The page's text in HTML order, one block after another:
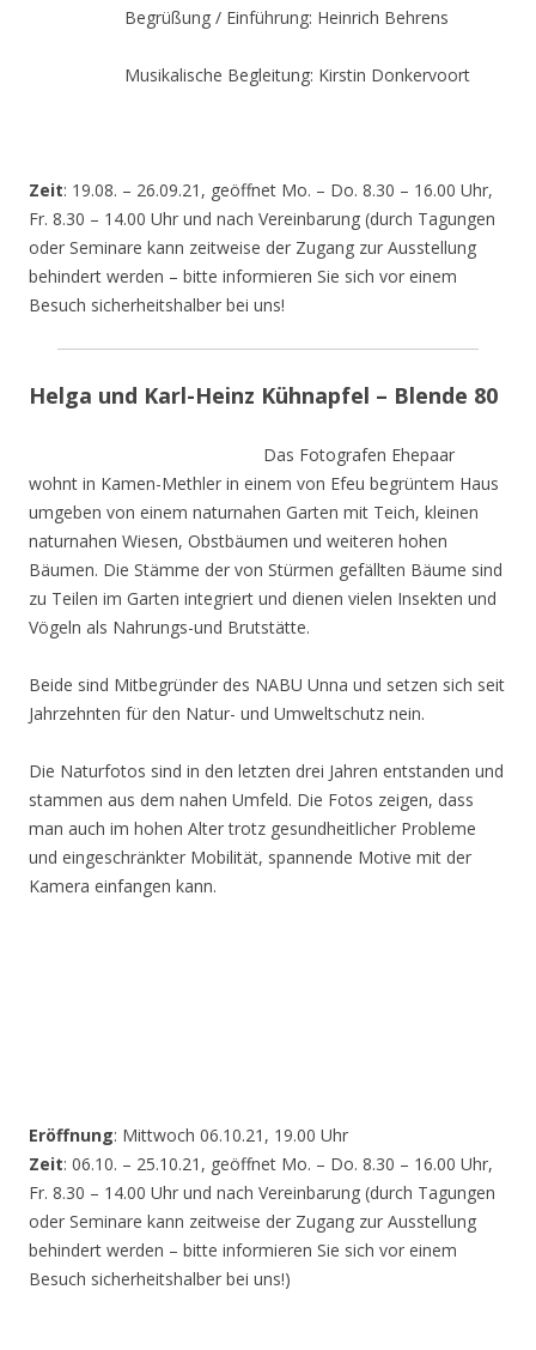
Begrüßung / Einführung: Heinrich Behrens
Musikalische Begleitung: Kirstin Donkervoort
Zeit: 19.08. – 26.09.21, geöffnet Mo. – Do. 8.30 – 16.00 Uhr,
Fr. 8.30 – 14.00 Uhr und nach Vereinbarung (durch Tagungen
oder Seminare kann zeitweise der Zugang zur Ausstellung
behindert werden – bitte informieren Sie sich vor einem
Besuch sicherheitshalber bei uns!
Helga und Karl-Heinz Kühnapfel – Blende 80
Das Fotografen Ehepaar
wohnt in Kamen-Methler in einem von Efeu begrüntem Haus
umgeben von einem naturnahen Garten mit Teich, kleinen
naturnahen Wiesen, Obstbäumen und weiteren hohen
Bäumen. Die Stämme der von Stürmen gefällten Bäume sind
zu Teilen im Garten integriert und dienen vielen Insekten und
Vögeln als Nahrungs-und Brutstätte.
Beide sind Mitbegründer des NABU Unna und setzen sich seit
Jahrzehnten für den Natur- und Umweltschutz nein.
Die Naturfotos sind in den letzten drei Jahren entstanden und
stammen aus dem nahen Umfeld. Die Fotos zeigen, dass
man auch im hohen Alter trotz gesundheitlicher Probleme
und eingeschränkter Mobilität, spannende Motive mit der
Kamera einfangen kann.
Eröffnung: Mittwoch 06.10.21, 19.00 Uhr
Zeit: 06.10. – 25.10.21, geöffnet Mo. – Do. 8.30 – 16.00 Uhr,
Fr. 8.30 – 14.00 Uhr und nach Vereinbarung (durch Tagungen
oder Seminare kann zeitweise der Zugang zur Ausstellung
behindert werden – bitte informieren Sie sich vor einem
Besuch sicherheitshalber bei uns!)